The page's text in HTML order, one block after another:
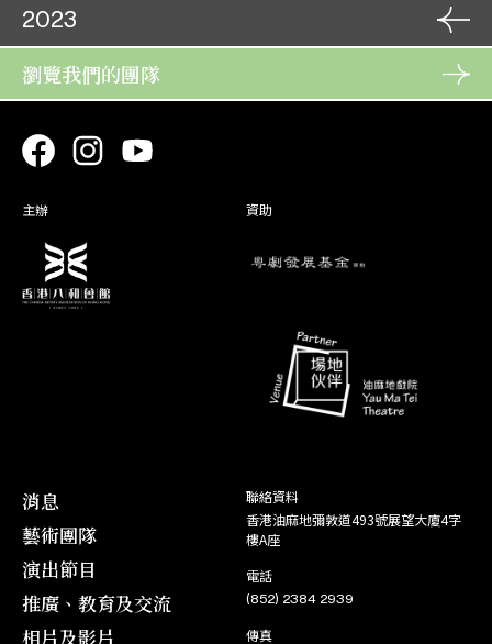
07. 09
08. 09
場
洛神
28. 07
2023
09. 09
1950-1960經典粵劇戲寶欣
賞：《雙仙拜月亭》之〈抱
04. 08
瀏覽我們的團隊
主辦 資助
消息
藝術團隊
演出節目
推廣、教育及交流
相片及影片
聯絡資料
香港油麻地彌敦道493號展望大廈4字
樓A座
電話
(852) 2384 2939
傳真